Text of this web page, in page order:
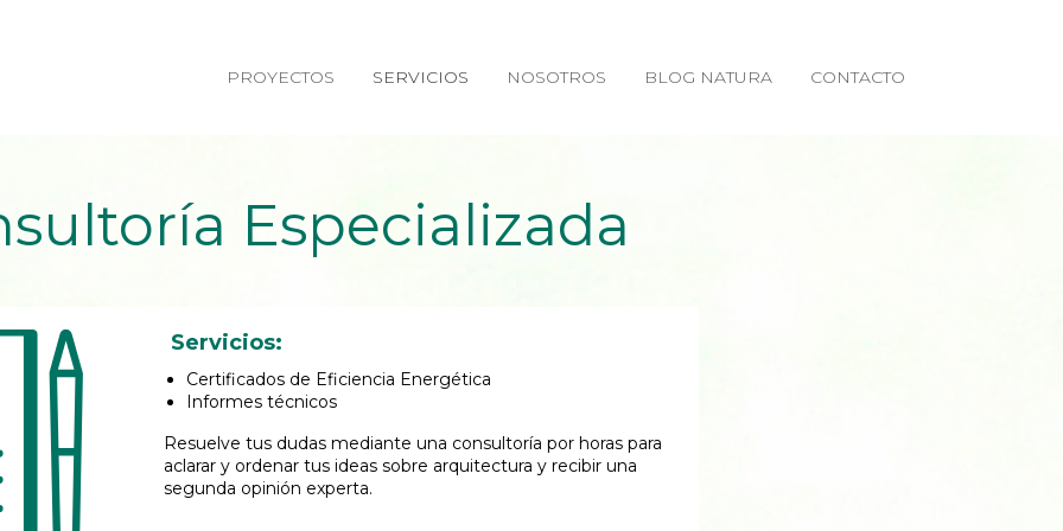
PROYECTOS SERVICIOS NOSOTROS BLOG NATURA CONTACTO
Especializada
Servicios:
Certificados de Eficiencia Energética
Informes técnicos
Resuelve tus dudas mediante una consultoría por horas para
aclarar y ordenar tus ideas sobre arquitectura y recibir una
segunda opinión experta.